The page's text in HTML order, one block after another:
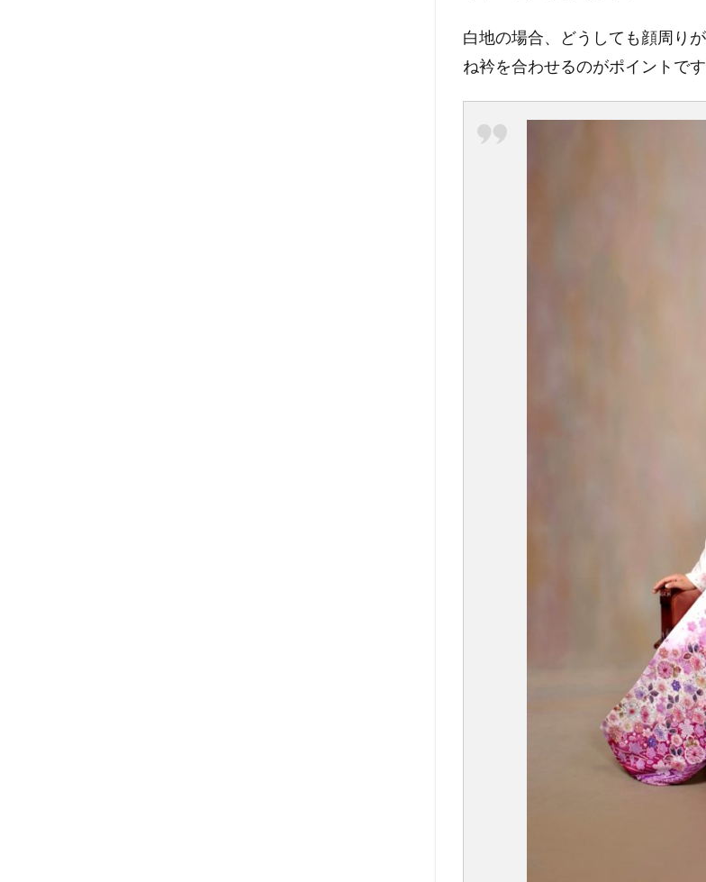
白地の場合、どうしても顔周り
ね衿を合わせるのがポイントです